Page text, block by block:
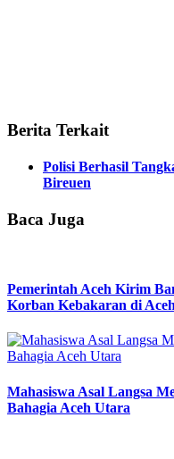
Berita Terkait
Polisi Berhasil
Bireuen
Baca Juga
Pemerintah Aceh Kirim
Korban Kebakaran di
Mahasiswa Asal Langsa
Bahagia Aceh Utara